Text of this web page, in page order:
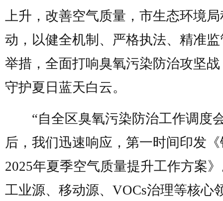
上升，改善空气质量，市生态环境
动，以健全机制、严格执法、精准
举措，全面打响臭氧污染防治攻坚
守护夏日蓝天白云。
“自全区臭氧污染防治工作调度
后，我们迅速响应，第一时间印发
2025年夏季空气质量提升工作方案
工业源、移动源、VOCs治理等核心